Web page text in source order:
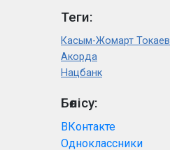
Теги:
Касым-Жомарт Токаев
Акорда
Нацбанк
Бөлісу:
ВКонтакте
Одноклассники